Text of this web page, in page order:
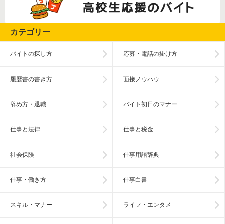
カテゴリー
バイトの探し方 応募・電話の掛け方
履歴書の書き方 面接ノウハウ
辞め方・退職 バイト初日のマナー
仕事と法律 仕事と税金
社会保険 仕事用語辞典
仕事・働き方 仕事白書
スキル・マナー ライフ・エンタメ